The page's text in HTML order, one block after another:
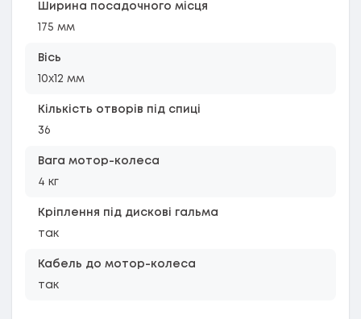
Ширина посадочного місця
175 мм
Вісь
10х12 мм
Кількість отворів під спиці
36
Вага мотор-колеса
4 кг
Кріплення під дискові гальма
так
Кабель до мотор-колеса
так